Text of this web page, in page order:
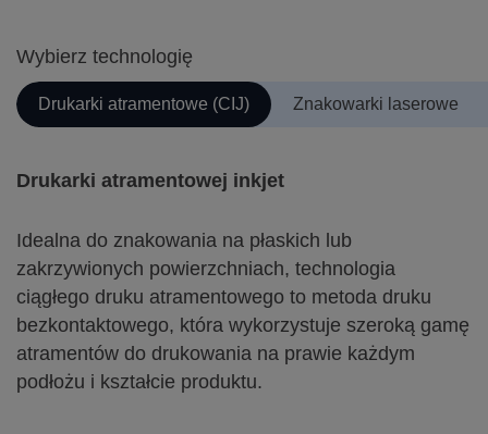
Wybierz technologię
Drukarki atramentowe (CIJ) Znakowarki laserowe
Drukarki atramentowej inkjet
Idealna do znakowania na płaskich lub
zakrzywionych powierzchniach, technologia
ciągłego druku atramentowego to metoda druku
bezkontaktowego, która wykorzystuje szeroką gamę
atramentów do drukowania na prawie każdym
podłożu i kształcie produktu.